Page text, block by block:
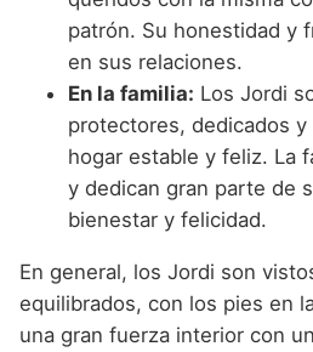
patrón. Su honestidad y
en sus relaciones.
En la familia: Los Jordi
protectores, dedicados
hogar estable y feliz. La
y dedican gran parte de
bienestar y felicidad.
En general, los Jordi son
equilibrados, con los pies en
una gran fuerza interior con